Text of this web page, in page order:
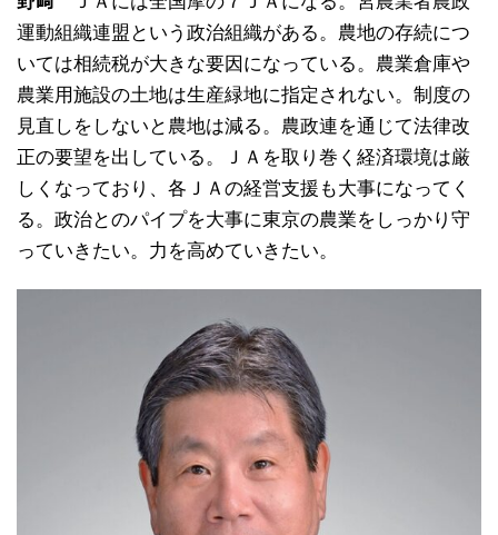
運動組織連盟という政治組織がある。農地の存続につ
いては相続税が大きな要因になっている。農業倉庫や
農業用施設の土地は生産緑地に指定されない。制度の
見直しをしないと農地は減る。農政連を通じて法律改
正の要望を出している。ＪＡを取り巻く経済環境は厳
しくなっており、各ＪＡの経営支援も大事になってく
る。政治とのパイプを大事に東京の農業をしっかり守
っていきたい。力を高めていきたい。